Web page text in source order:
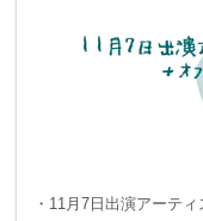
・11月7日出演アーテ